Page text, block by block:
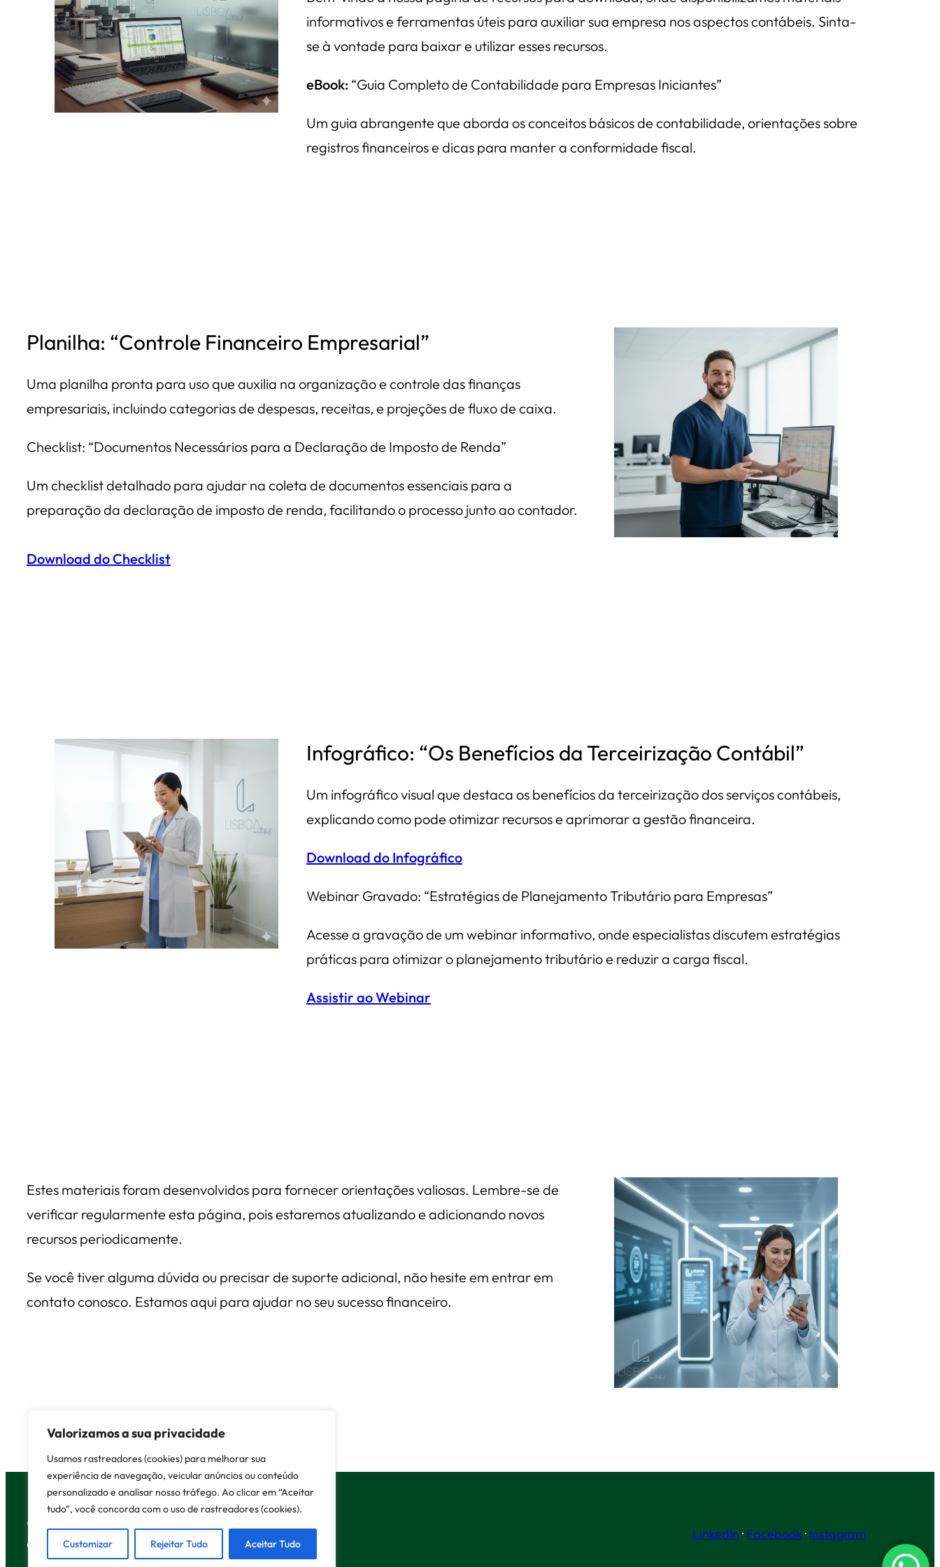
Valorizamos a sua privacidade
Usamos rastreadores (cookies) para melhorar sua
experiência de navegação, veicular anúncios ou conteúdo
personalizado e analisar nosso tráfego. Ao clicar em “Aceitar
tudo”, você concorda com o uso de rastreadores (cookies).
Customizar Rejeitar Tudo Aceitar Tudo
informativos e ferramentas úteis para auxiliar sua empresa nos aspectos contábeis. Sinta-
se à vontade para baixar e utilizar esses recursos.
eBook:“Guia Completo de Contabilidade para Empresas Iniciantes”
Um guia abrangente que aborda os conceitos básicos de contabilidade, orientações sobre
registros financeiros e dicas para manter a conformidade fiscal.
Planilha: “Controle Financeiro Empresarial”
Uma planilha pronta para uso que auxilia na organização e controle das finanças
empresariais, incluindo categorias de despesas, receitas, e projeções de fluxo de caixa.
Checklist: “Documentos Necessários para a Declaração de Imposto de Renda”
Um checklist detalhado para ajudar na coleta de documentos essenciais para a
preparação da declaração de imposto de renda, facilitando o processo junto ao contador.
Download do Checklist
Infográfico: “Os Benefícios da Terceirização Contábil”
Um infográfico visual que destaca os benefícios da terceirização dos serviços contábeis,
explicando como pode otimizar recursos e aprimorar a gestão financeira.
Download do Infográfico
Webinar Gravado: “Estratégias de Planejamento Tributário para Empresas”
Acesse a gravação de um webinar informativo, onde especialistas discutem estratégias
práticas para otimizar o planejamento tributário e reduzir a carga fiscal.
Assistir ao Webinar
Estes materiais foram desenvolvidos para fornecer orientações valiosas. Lembre-se de
verificar regularmente esta página, pois estaremos atualizando e adicionando novos
recursos periodicamente.
Se você tiver alguma dúvida ou precisar de suporte adicional, não hesite em entrar em
contato conosco. Estamos aqui para ajudar no seu sucesso financeiro.
© 2026 Lisboa Contábil ·
Customized byDemóstenes
LinkedIn · Facebook · Instagram